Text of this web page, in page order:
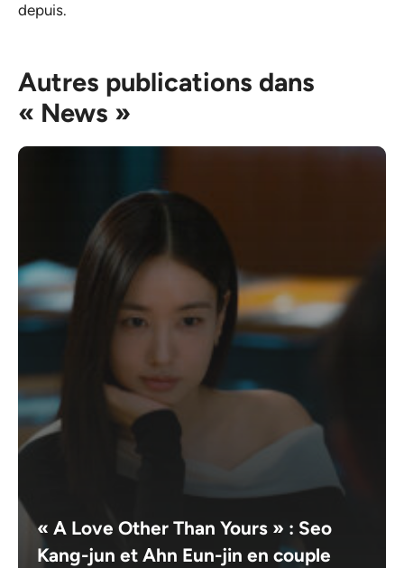
depuis.
Autres publications dans
« News »
« A Love Other Than Yours » : Seo
Kang-jun et Ahn Eun-jin en couple